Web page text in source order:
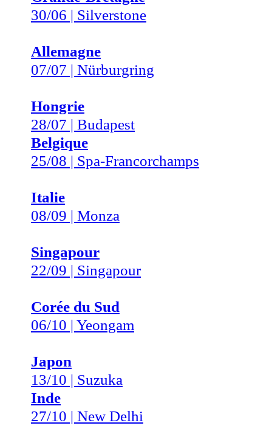
30/06 | Silverstone
Allemagne
07/07 | Nürburgring
Hongrie
28/07 | Budapest
Belgique
25/08 | Spa-Francorchamps
Italie
08/09 | Monza
Singapour
22/09 | Singapour
Corée du Sud
06/10 | Yeongam
Japon
13/10 | Suzuka
Inde
27/10 | New Delhi